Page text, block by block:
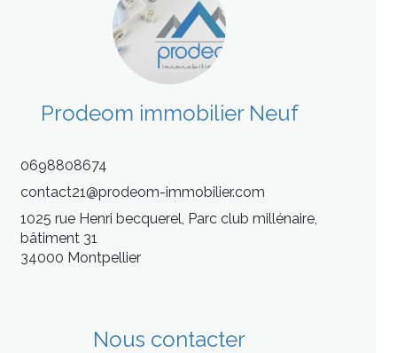
Prodeom immobilier Neuf
0698808674
contact21@prodeom-immobilier.com
1025 rue Henri becquerel, Parc club millénaire,
bâtiment 31
34000 Montpellier
Nous contacter